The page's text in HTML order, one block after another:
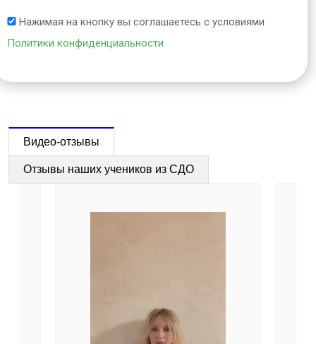
Нажимая на кнопку вы соглашаетесь с условиями
Политики конфиденциальности
Видео-отзывы
Отзывы наших учеников из СДО